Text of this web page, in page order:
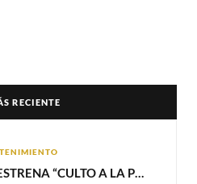
RECIENTE
A&E ESTRENA “CULTO A LA PERSONALIDAD”,LA SERIE SOBRE LOS LÍDERES DE SECTA MÁS SINIESTROS DE LA HISTORIA